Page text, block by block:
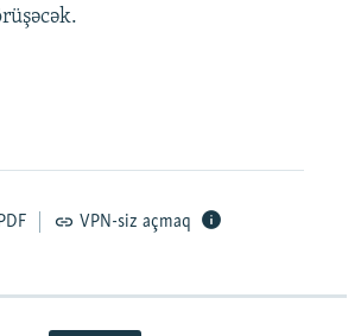
PDF VPN-siz açmaq